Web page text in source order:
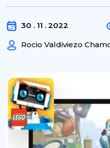
30 . 11 . 2022
Rocio Valdiviezo